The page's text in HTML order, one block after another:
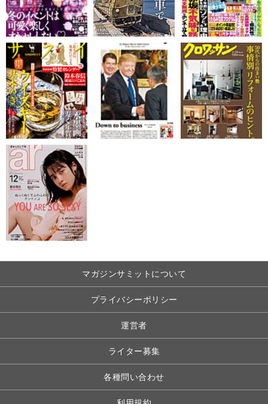
マガジンサミットについて
プライバシーポリシー
運営者
ライター募集
各種問い合わせ